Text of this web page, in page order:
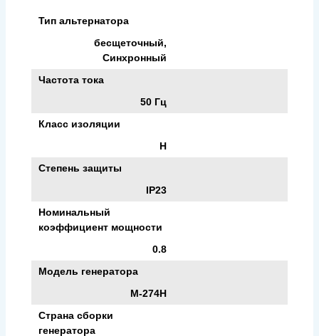
Тип альтернатора
бесщеточный,
Синхронный
Частота тока
50 Гц
Класс изоляции
H
Степень защиты
IP23
Номинальный
коэффициент мощности
0.8
Модель генератора
M-274H
Страна сборки
генератора